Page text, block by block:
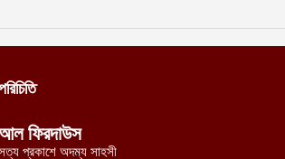
ফিরদাউস
প্রকাশে অদম্য সাহসী